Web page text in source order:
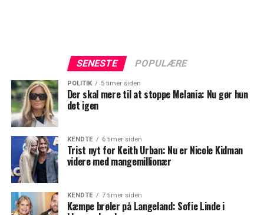
SENESTE POPULÆRE
POLITIK 5 timer siden
Der skal mere til at stoppe Melania: Nu gør hun
det igen
KENDTE 6 timer siden
Trist nyt for Keith Urban: Nu er Nicole Kidman
videre med mangemillionær
KENDTE 7 timer siden
Kæmpe brøler på Langeland: Sofie Linde i